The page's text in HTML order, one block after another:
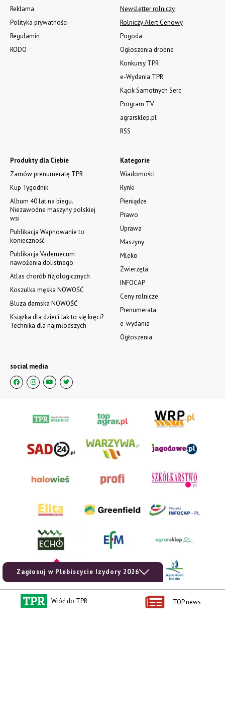
Na wymiar do każdej przyczepy, blacha 2mm, w ofercie części,
zamki i farby przemysłowe. Transport na terenie całego kraju.
kup prenumeratę
Zagłosuj w Plebiscycie Izydory 2026
Kontakt i regulaminy
Polityka prywatności
Regulamin
RODO
Przydatne linki
Newsletter rolniczy
Rolniczy Alert Cenowy
Ogłoszenia drobne
Wróć do TPR TOP news